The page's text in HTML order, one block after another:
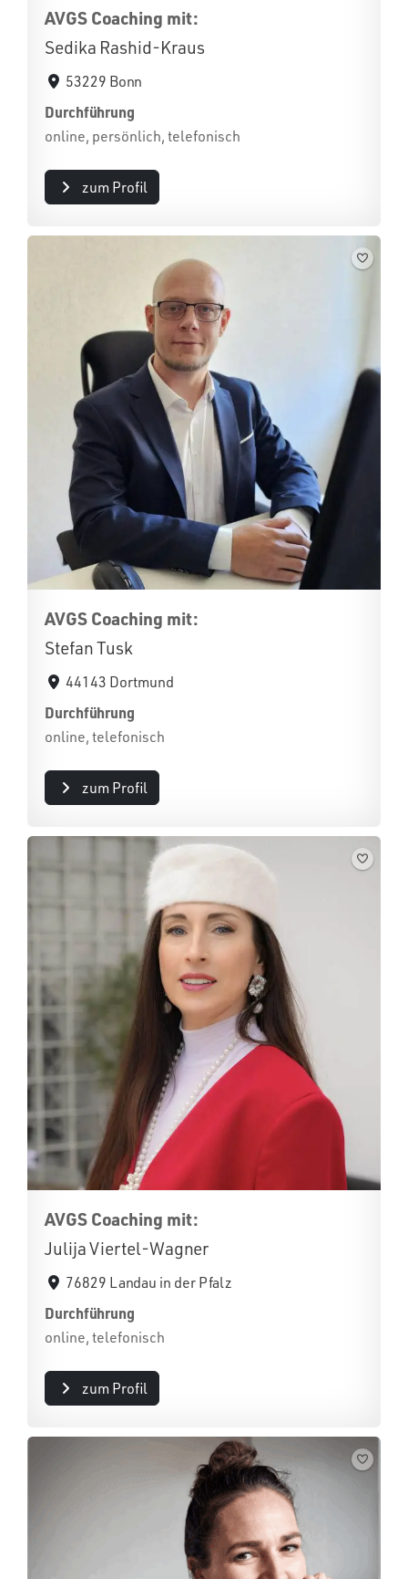
AVGS Coaching mit:
Sedika Rashid-Kraus
53229 Bonn
Durchführung
online, persönlich, telefonisch
zum Profil
AVGS Coaching mit:
Stefan Tusk
44143 Dortmund
Durchführung
online, telefonisch
zum Profil
AVGS Coaching mit:
Julija Viertel-Wagner
76829 Landau in der Pfalz
Durchführung
online, telefonisch
zum Profil